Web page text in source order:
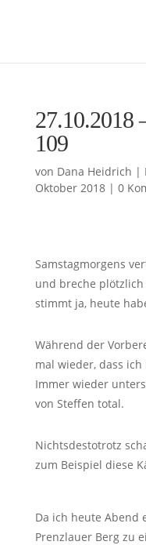
27.10.2018
109
von Dana Heidrich |
Oktober 2018| 0
Samstagmorgens
und breche
stimmt ja, heute
Während der
mal wieder, dass
Immer wieder
von Steffen total.
Nichtsdestotrotz
zum Beispiel diese
Da ich heute Abend
Prenzlauer Berg zu